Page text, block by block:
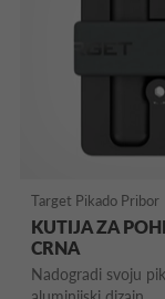
Target Pikado Pribor
KUTIJA ZA
CRNA
Nadogradi svoju